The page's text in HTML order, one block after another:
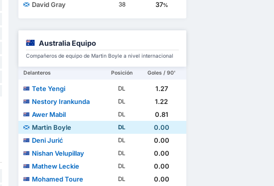
David Gray 38 37%
Australia Equipo
Compañeros de equipo de Martin Boyle a nivel internacional
Delanteros Posición Goles / 90'
Tete Yengi DL
1.27
Nestory Irankunda
DL
1.22
Awer Mabil
DL
0.81
Martin Boyle
DL
0.00
Deni Jurić
DL
0.00
Nishan Velupillay
DL
0.00
Mathew Leckie
DL
0.00
Mohamed Toure
DL 0.00